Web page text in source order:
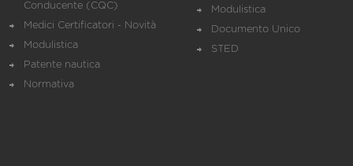
Conducente (CQC)
Medici Certificatori - Novità
Modulistica
Patente nautica
Normativa
Modulistica
Documento Unico
STED